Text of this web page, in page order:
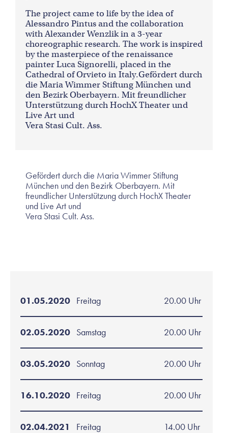
The project came to life by the idea of
Alessandro Pintus and the collaboration
with Alexander Wenzlik in a 3-year
choreographic research. The work is inspired
by the masterpiece of the renaissance
painter Luca Signorelli, placed in the
Cathedral of Orvieto in Italy.Gefördert durch
die Maria Wimmer Stiftung München und
den Bezirk Oberbayern. Mit freundlicher
Unterstützung durch HochX Theater und
Live Art und
Vera Stasi Cult. Ass.
Gefördert durch die Maria Wimmer Stiftung
München und den Bezirk Oberbayern. Mit
freundlicher Unterstützung durch HochX Theater
und Live Art und
Vera Stasi Cult. Ass.
01.05.2020 Freitag 20.00 Uhr
02.05.2020 Samstag 20.00 Uhr
03.05.2020 Sonntag 20.00 Uhr
16.10.2020 Freitag 20.00 Uhr
02.04.2021 Freitag 14.00 Uhr